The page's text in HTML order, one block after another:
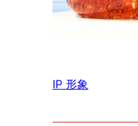
IP 形象